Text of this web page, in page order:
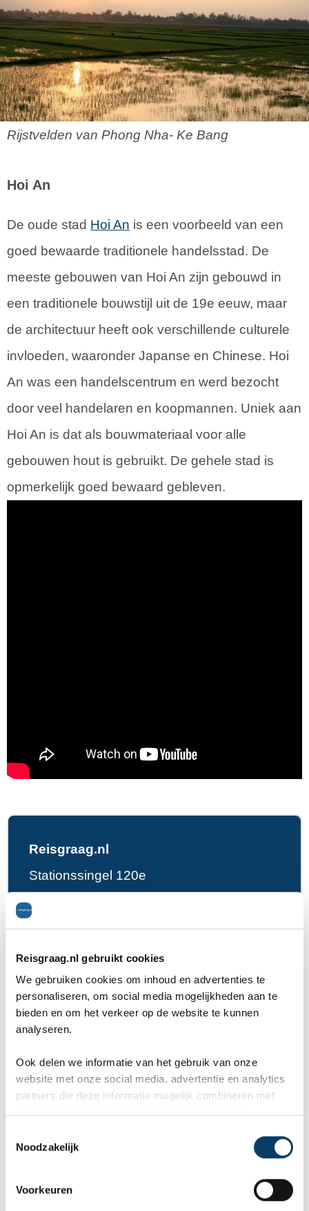
Reisgraag.nl gebruikt cookies
We gebruiken cookies om inhoud en advertenties te
personaliseren, om social media mogelijkheden aan te
bieden en om het verkeer op de website te kunnen
analyseren.
Ook delen we informatie van het gebruik van onze
website met onze social media, advertentie en analytics
partners die deze informatie mogelijk combineren met
Noodzakelijk
Voorkeuren
Rijstvelden van Phong Nha- Ke Bang
Hoi An
De oude stad Hoi An is een voorbeeld van een
goed bewaarde traditionele handelsstad. De
meeste gebouwen van Hoi An zijn gebouwd in
een traditionele bouwstijl uit de 19e eeuw, maar
de architectuur heeft ook verschillende culturele
invloeden, waaronder Japanse en Chinese. Hoi
An was een handelscentrum en werd bezocht
door veel handelaren en koopmannen. Uniek aan
Hoi An is dat als bouwmateriaal voor alle
gebouwen hout is gebruikt. De gehele stad is
opmerkelijk goed bewaard gebleven.
Reisgraag.nl
Stationssingel 120e
5371BB Ravenstein
0486-412199
0486-412199
rb@reisgraag.nl
Aangesloten bij